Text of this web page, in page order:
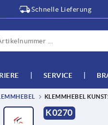
Schnelle Lieferung
SERVICE
KLEMMHEBEL
K0270